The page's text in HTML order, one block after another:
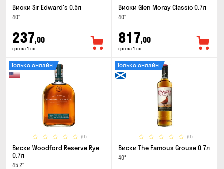
Виски Sir Edward's 0.5л
40°
237,00
грн за 1 шт
Виски Glen Moray Classic 0.7л
40°
817,00
грн за 1 шт
(0)
Только онлайн
Виски Woodford Reserve Rye
0.7л
45.2°
(0)
Только онлайн
Виски The Famous Grouse 0.7л
40°